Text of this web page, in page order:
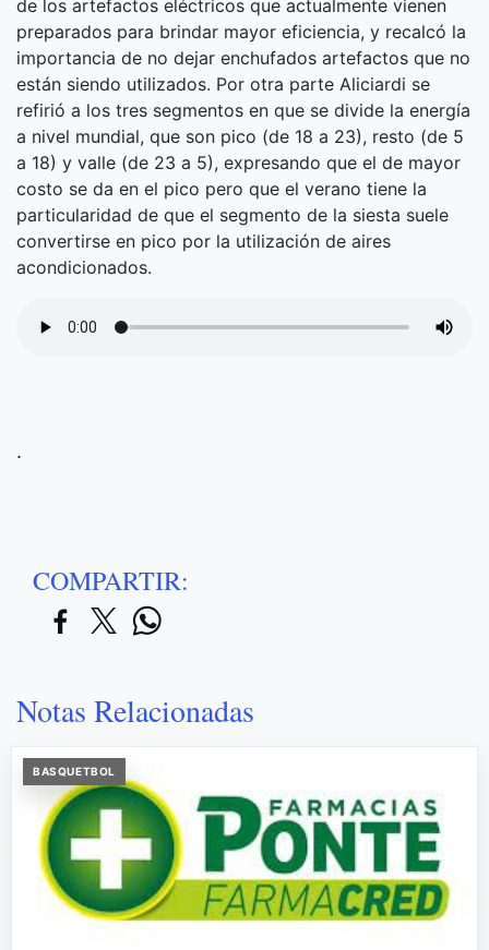
de los artefactos eléctricos que actualmente vienen
preparados para brindar mayor eficiencia, y recalcó la
importancia de no dejar enchufados artefactos que no
están siendo utilizados. Por otra parte Aliciardi se
refirió a los tres segmentos en que se divide la energía
a nivel mundial, que son pico (de 18 a 23), resto (de 5
a 18) y valle (de 23 a 5), expresando que el de mayor
costo se da en el pico pero que el verano tiene la
particularidad de que el segmento de la siesta suele
convertirse en pico por la utilización de aires
acondicionados.
.
COMPARTIR:
Notas Relacionadas
BASQUETBOL